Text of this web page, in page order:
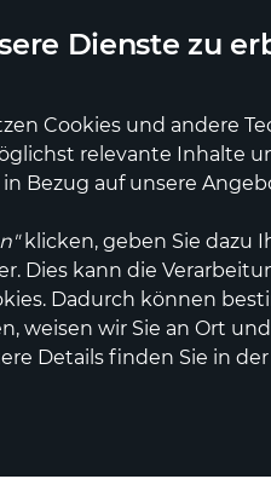
Dienste zu
Cookies und andere
relevante Inhalte
Bezug auf unsere
klicken, geben Sie dazu
Dies kann die
Dadurch können
weisen wir Sie an Ort
Details finden Sie in der
Gastronomie Erzeuger